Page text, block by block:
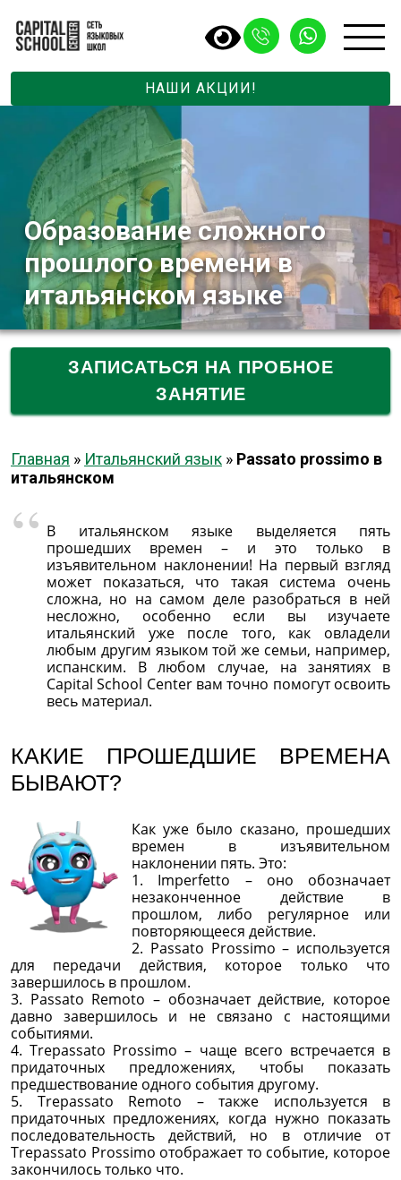
НАШИ АКЦИИ!
Образование сложного
прошлого времени в
итальянском языке
ЗАПИСАТЬСЯ НА ПРОБНОЕ
ЗАНЯТИЕ
Главная » Итальянский язык » Passato prossimo в
итальянском
В итальянском языке выделяется пять
прошедших времен – и это только в
изъявительном наклонении! На первый взгляд
может показаться, что такая система очень
сложна, но на самом деле разобраться в ней
несложно, особенно если вы изучаете
итальянский уже после того, как овладели
любым другим языком той же семьи, например,
испанским. В любом случае, на занятиях в
Capital School Center вам точно помогут освоить
весь материал.
КАКИЕ ПРОШЕДШИЕ ВРЕМЕНА
БЫВАЮТ?
Как уже было сказано, прошедших
времен в изъявительном
наклонении пять. Это:
1. Imperfetto – оно обозначает
незаконченное действие в
прошлом, либо регулярное или
повторяющееся действие.
2. Passato Prossimo – используется
для передачи действия, которое только что
завершилось в прошлом.
3. Passato Remoto – обозначает действие, которое
давно завершилось и не связано с настоящими
событиями.
4. Trepassato Prossimo – чаще всего встречается в
придаточных предложениях, чтобы показать
предшествование одного события другому.
5. Trepassato Remoto – также используется в
придаточных предложениях, когда нужно показать
последовательность действий, но в отличие от
Trepassato Prossimo отображает то событие, которое
закончилось только что.